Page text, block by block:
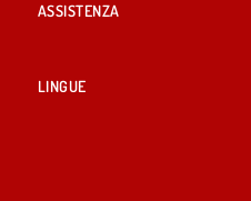
ASSISTENZA
LINGUE